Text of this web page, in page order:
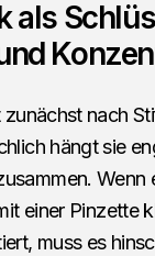
als
nach
hängt sie
Wenn
einer Pinzette
muss es